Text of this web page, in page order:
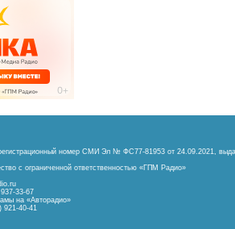
номер СМИ Эл № ФС77-81953 от 24.09.2021,
с ограниченной ответственностью «ГПМ Радио»
33-67
на «Авторадио»
921-40-41